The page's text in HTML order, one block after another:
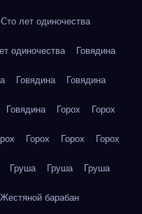
лет одиночества
одиночества Говядина
Говядина Говядина
Говядина Горох Горох
Горох Горох Горох
Груша Груша Груша
барабан